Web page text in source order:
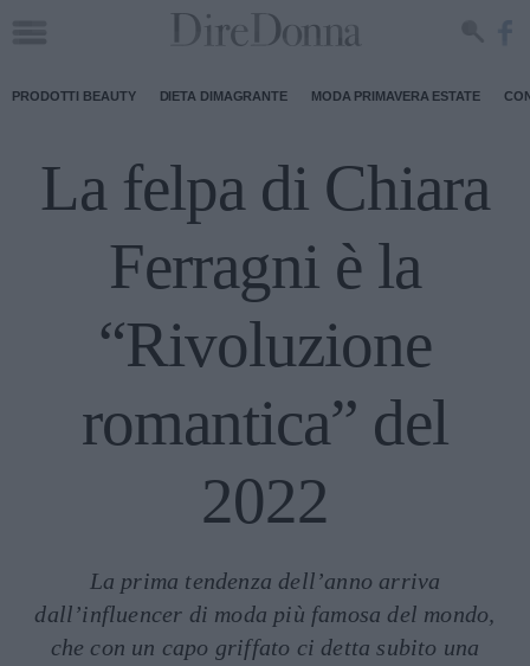
PRODOTTI BEAUTY DIETA DIMAGRANTE MODA PRIMAVERA ESTATE
La felpa di Chiara
Ferragni è la
“Rivoluzione
romantica” del
2022
La prima tendenza dell’anno arriva
dall’influencer di moda più famosa del mondo,
che con un capo griffato ci detta subito una